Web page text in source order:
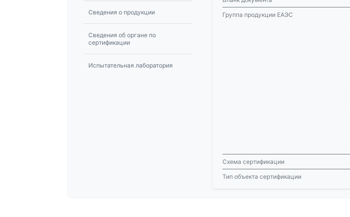
Сведения о продукции
Сведения об органе по
сертификации
Испытательная лаборатория
Группа продукции ЕАЭС
Схема сертификации
Тип объекта сертификации